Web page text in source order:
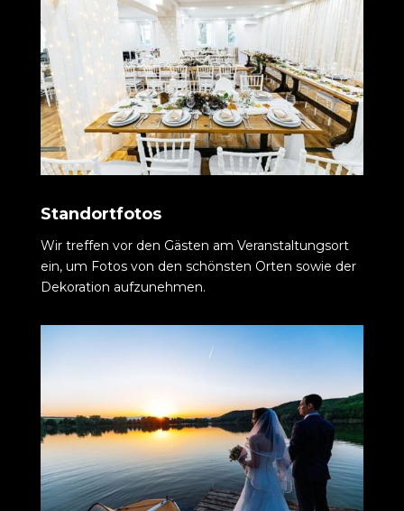
Standortfotos
Wir treffen vor den Gästen am Veranstaltungsort
ein, um Fotos von den schönsten Orten sowie der
Dekoration aufzunehmen.